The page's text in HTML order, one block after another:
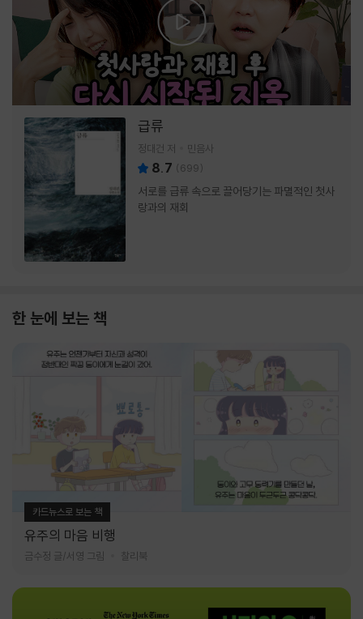
급류
정대건 저 민음사
8.7 (699)
서로를 급류 속으로 끌어당기는 파멸적인 첫사
랑과의 재회
한 눈에 보는 책
카드뉴스로 보는 책
유주의 마음 비행
금수정 글/서영 그림 찰리북